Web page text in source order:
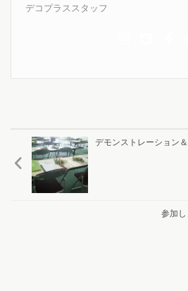
デコプラススタッフ
デモンストレーション＆
参加し